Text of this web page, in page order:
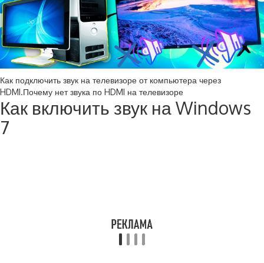
Как подключить звук на телевизоре от компьютера через
HDMI.Почему нет звука по HDMI на телевизоре
Как включить звук на Windows
7